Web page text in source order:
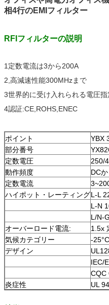
相4行のEMIフィルター
RFIフィルターの説明
1定数電流は3から200A
2,高減速性能300MHzまで
3世界的に受け入れられる電圧
4認証:CE,ROHS,ENEC
ポイント
YBX
部分番号
定数電圧
250/
動作頻度
DC
定数電流
ハイポット・レーティングL-L
L-N
L/N-
オーバーロード電流:
1.5x
気候カテゴリー
-
デザイン
IEC/
CQC
炎症性
UL